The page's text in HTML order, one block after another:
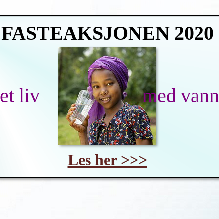
FASTEAKSJONEN 2020
Les her >>>
et liv med